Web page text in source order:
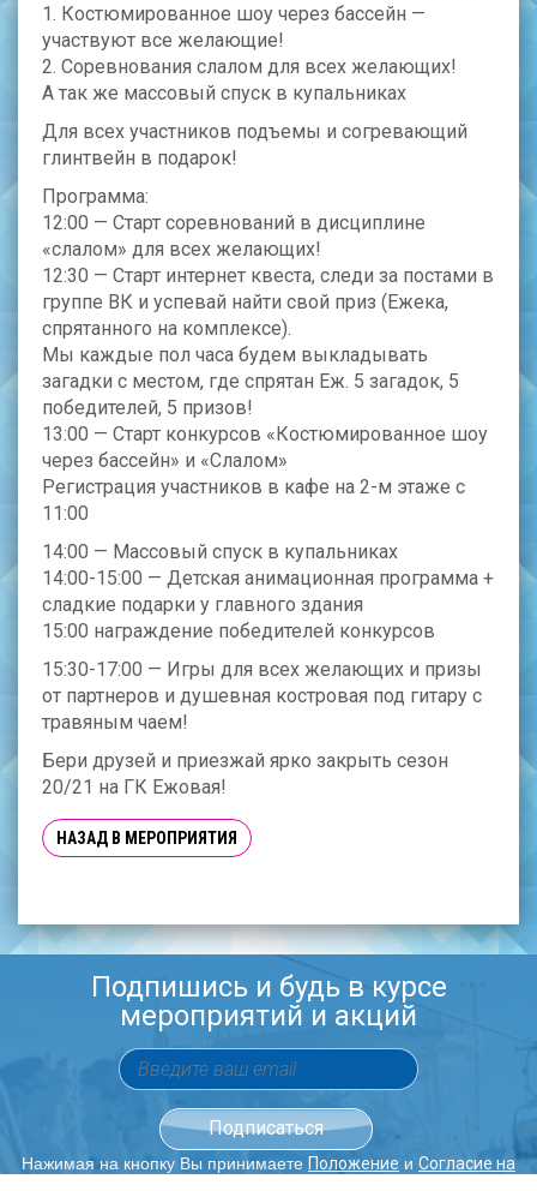
1. Костюмированное шоу через бассейн —
участвуют все желающие!
2. Соревнования слалом для всех желающих!
А так же массовый спуск в купальниках
Для всех участников подъемы и согревающий
глинтвейн в подарок!
Программа:
12:00 — Старт соревнований в дисциплине
«слалом» для всех желающих!
12:30 — Старт интернет квеста, следи за постами в
группе ВК и успевай найти свой приз (Ежека,
спрятанного на комплексе).
Мы каждые пол часа будем выкладывать
загадки с местом, где спрятан Еж. 5 загадок, 5
победителей, 5 призов!
13:00 — Старт конкурсов «Костюмированное шоу
через бассейн» и «Слалом»
Регистрация участников в кафе на 2-м этаже с
11:00
14:00 — Массовый спуск в купальниках
14:00-15:00 — Детская анимационная программа +
сладкие подарки у главного здания
15:00 награждение победителей конкурсов
15:30-17:00 — Игры для всех желающих и призы
от партнеров и душевная костровая под гитару с
травяным чаем!
Бери друзей и приезжай ярко закрыть сезон
20/21 на ГК Ежовая!
НАЗАД В МЕРОПРИЯТИЯ
Подпишись и будь в курсе
мероприятий и акций
Нажимая на кнопку Вы принимаете Положение и Согласие на